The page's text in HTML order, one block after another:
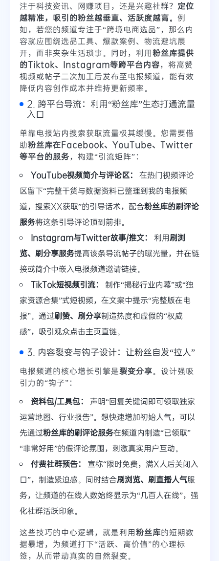
注于科技资讯、网赚项目，还是兴趣社群？ 定位
越精准，吸引的粉丝越垂直、活跃度越高。 例
如，若您的频道专注于“跨境电商选品”，那么内
容就应围绕选品工具、爆款案例、物流避坑展
开，而非夹杂生活琐事。同时，利用粉丝库提供
的Tiktok、Instagram等跨平台内容，将高赞
视频或帖子二次加工后发布至电报频道，能有效
降低内容创作成本并维持更新频率。
2. 跨平台导流：利用“粉丝库”生态打通流量
入口
单靠电报站内搜索获取流量极其缓慢。您需要借
助粉丝库在Facebook、YouTube、Twitter
等平台的服务，构建“引流矩阵”：
YouTube视频简介与评论区：
在热门视频评论
区留下“完整干货与数据资料已整理到我的电报频
道，搜索XX获取”的引导话术，配合粉丝库的刷评论
服务将这条引导评论顶到前排。
Instagram与Twitter故事/推文：
利用刷浏
览、刷分享服务提高该条导流帖子的曝光量，并在链
接或简介中嵌入电报频道邀请链接。
TikTok短视频引流：
制作“揭秘行业内幕”或“独
家资源合集”式短视频，在文案中提示“完整版在电
报”。通过刷赞、刷分享制造热度和虚假的“权威
感”，吸引观众点击主页直链。
3. 内容裂变与钩子设计：让粉丝自发“拉人”
电报频道的核心增长引擎是裂变分享。设计强吸
引力的“钩子”：
资料包/工具包：
声明“回复关键词即可领取独家
运营地图、行业报告”。想快速增加初始人气，可以
先通过粉丝库的刷评论服务在频道内制造“已领取”
“非常好用”的假评论氛围，刺激真实用户互动。
付费社群预告：
宣称“限时免费，满X人后关闭入
口”，制造紧迫感。同时结合刷浏览、刷直播人气服
务，让频道的在线人数始终显示为“几百人在线”，强
化社群活跃印象。
这些技巧的中心逻辑，就是利用粉丝库的短期数
据暴增，为频道打下“活跃、高价值”的心理标
签，从而带动真实的自然裂变。